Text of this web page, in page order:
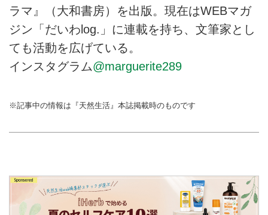
ラマ』（大和書房）を出版。現在はWEBマガ
ジン「だいわlog.」に連載を持ち、文筆家とし
ても活動を広げている。
インスタグラム@marguerite289
※記事中の情報は『天然生活』本誌掲載時のものです